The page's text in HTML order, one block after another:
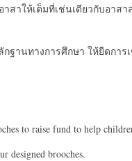
สาให้เต็มที่เช่นเดียวกับอา
ฐานทางการศึกษา ให้ยืดกา
to raise fund to help
designed brooches.